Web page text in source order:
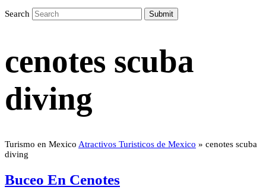
Search Submit
cenotes scuba
diving
Turismo en Mexico Atractivos Turisticos de Mexico » cenotes scuba
diving
Buceo En Cenotes